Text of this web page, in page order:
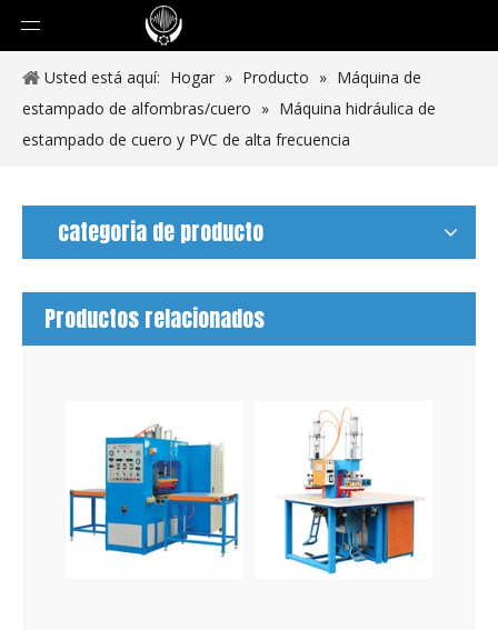
Usted está aquí: Hogar » Producto » Máquina de
estampado de alfombras/cuero » Máquina hidráulica de
estampado de cuero y PVC de alta frecuencia
categoria de producto
Productos relacionados